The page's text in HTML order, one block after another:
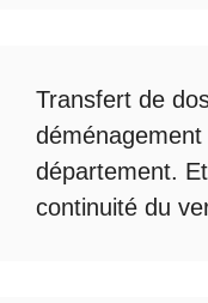
Transfert de
département.
continuité du